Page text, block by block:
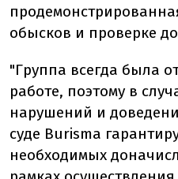
обысков и проверке
"Группа всегда была
работе, поэтому в
нарушений и
суде Burisma
необходимых